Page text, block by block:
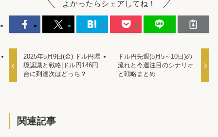
よかったらシェアしてね！
2025年5月9日(金) ドル円環
境認識と戦略|ドル円146円
台に到達次はどっち？
ドル円先週(5月5～10日)の
流れと今週注目のシナリオ
と戦略まとめ
関連記事